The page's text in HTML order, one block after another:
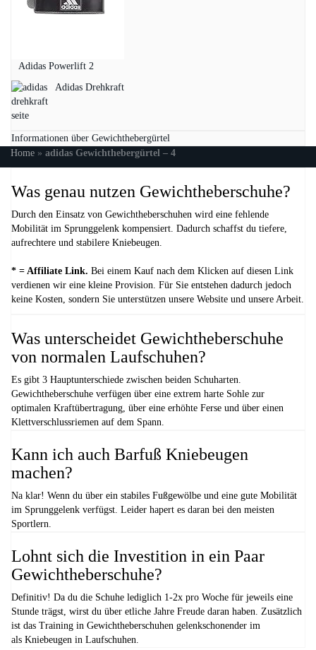
Adidas Powerlift 2
Adidas Drehkraft
Informationen über Gewichthebergürtel
Home » adidas Gewichthebergürtel – 4
Was genau nutzen Gewichtheberschuhe?
Durch den Einsatz von Gewichtheberschuhen wird eine fehlende
Mobilität im Sprunggelenk kompensiert. Dadurch schaffst du tiefere,
aufrechtere und stabilere Kniebeugen.
* = Affiliate Link. Bei einem Kauf nach dem Klicken auf diesen Link
verdienen wir eine kleine Provision. Für Sie entstehen dadurch jedoch
keine Kosten, sondern Sie unterstützen unsere Website und unsere Arbeit.
Was unterscheidet Gewichtheberschuhe
von normalen Laufschuhen?
Es gibt 3 Hauptunterschiede zwischen beiden Schuharten.
Gewichtheberschuhe verfügen über eine extrem harte Sohle zur
optimalen Kraftübertragung, über eine erhöhte Ferse und über einen
Klettverschlussriemen auf dem Spann.
Kann ich auch Barfuß Kniebeugen
machen?
Na klar! Wenn du über ein stabiles Fußgewölbe und eine gute Mobilität
im Sprunggelenk verfügst. Leider hapert es daran bei den meisten
Sportlern.
Lohnt sich die Investition in ein Paar
Gewichtheberschuhe?
Definitiv! Da du die Schuhe lediglich 1-2x pro Woche für jeweils eine
Stunde trägst, wirst du über etliche Jahre Freude daran haben. Zusätzlich
ist das Training in Gewichtheberschuhen gelenkschonender im
als Kniebeugen in Laufschuhen.